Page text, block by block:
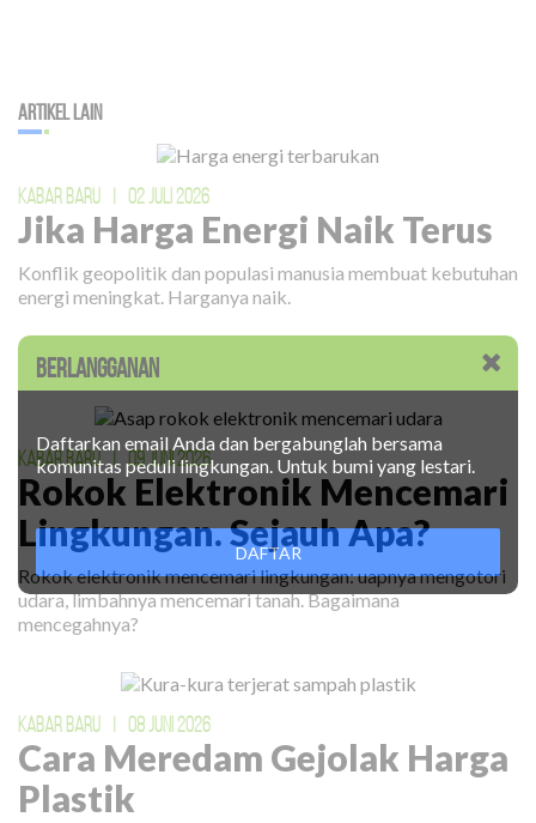
BERLANGGANAN
Daftarkan email Anda dan bergabunglah bersama
komunitas peduli lingkungan. Untuk bumi yang lestari.
DAFTAR
Artikel Lain
KABAR BARU 02 JULI 2026
Jika Harga Energi Naik Terus
Konflik geopolitik dan populasi manusia membuat kebutuhan
energi meningkat. Harganya naik.
KABAR BARU | 09 JUNI 2026
Rokok Elektronik Mencemari
Lingkungan. Sejauh Apa?
Rokok elektronik mencemari lingkungan: uapnya mengotori
udara, limbahnya mencemari tanah. Bagaimana
mencegahnya?
KABAR BARU 08 JUNI 2026
Cara Meredam Gejolak Harga
Plastik